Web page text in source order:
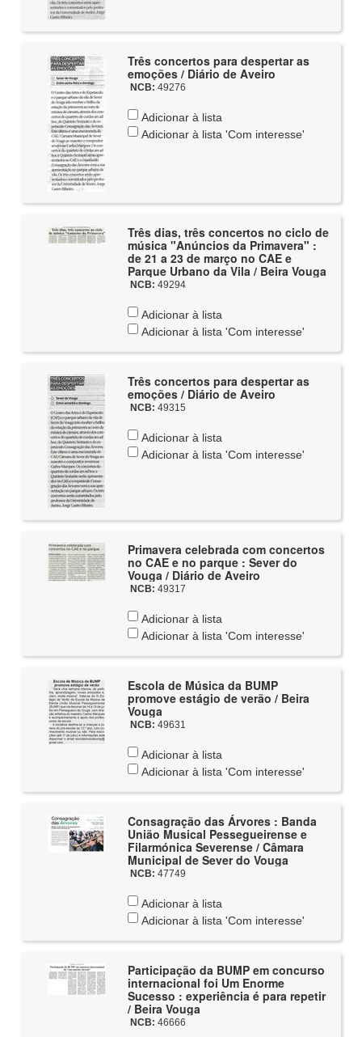
Três concertos para despertar as
emoções / Diário de Aveiro
NCB: 49276
Adicionar à lista
Adicionar à lista 'Com interesse'
Três dias, três concertos no ciclo de
música "Anúncios da Primavera" :
de 21 a 23 de março no CAE e
Parque Urbano da Vila / Beira Vouga
NCB: 49294
Adicionar à lista
Adicionar à lista 'Com interesse'
Três concertos para despertar as
emoções / Diário de Aveiro
NCB: 49315
Adicionar à lista
Adicionar à lista 'Com interesse'
Primavera celebrada com concertos
no CAE e no parque : Sever do
Vouga / Diário de Aveiro
NCB: 49317
Adicionar à lista
Adicionar à lista 'Com interesse'
Escola de Música da BUMP
promove estágio de verão / Beira
Vouga
NCB: 49631
Adicionar à lista
Adicionar à lista 'Com interesse'
Consagração das Árvores : Banda
União Musical Pessegueirense e
Filarmónica Severense / Câmara
Municipal de Sever do Vouga
NCB: 47749
Adicionar à lista
Adicionar à lista 'Com interesse'
Participação da BUMP em concurso
internacional foi Um Enorme
Sucesso : experiência é para repetir
/ Beira Vouga
NCB: 46666